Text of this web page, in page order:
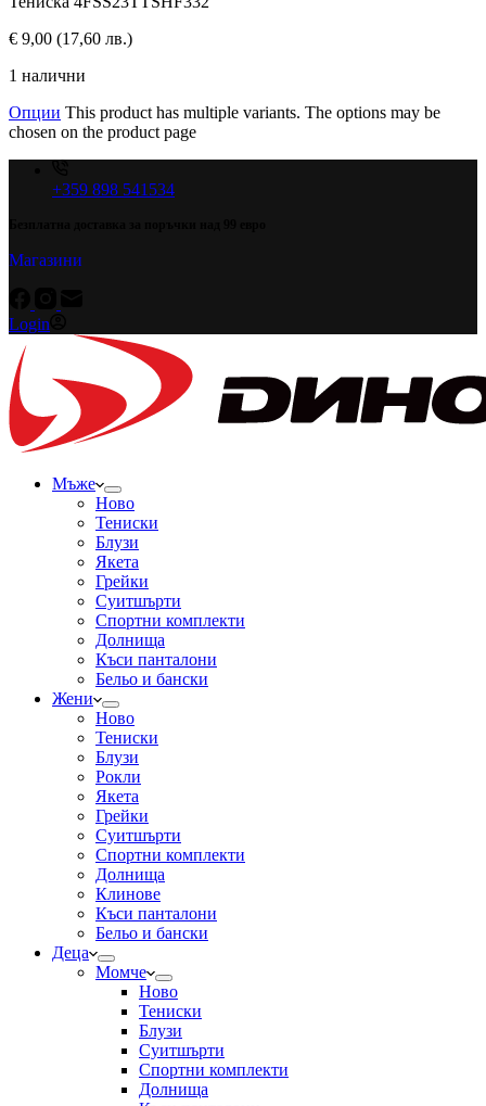
€ 9,00 (17,60 лв.)
1 налични
Опции This product has multiple variants. The options may be
chosen on the product page
+359 898 541534
Магазини
Login
Мъже
Ново
Тениски
Блузи
Якета
Грейки
Суитшърти
Спортни комплекти
Долнища
Къси панталони
Бельо и бански
Жени
Ново
Тениски
Блузи
Рокли
Якета
Грейки
Суитшърти
Спортни комплекти
Долнища
Клинове
Къси панталони
Бельо и бански
Деца
Момче
Ново
Тениски
Блузи
Суитшърти
Спортни комплекти
Долнища